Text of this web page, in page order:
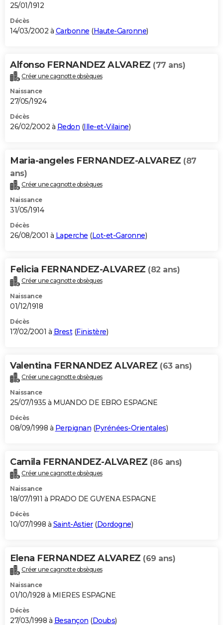
25/01/1912
Décès
14/03/2002 à Carbonne (Haute-Garonne)
Alfonso FERNANDEZ ALVAREZ (77 ans)
Créer une cagnotte obsèques
Naissance
27/05/1924
Décès
26/02/2002 à Redon (Ille-et-Vilaine)
Maria-angeles FERNANDEZ-ALVAREZ (87
ans)
Créer une cagnotte obsèques
Naissance
31/05/1914
Décès
26/08/2001 à Laperche (Lot-et-Garonne)
Felicia FERNANDEZ-ALVAREZ (82 ans)
Créer une cagnotte obsèques
Naissance
01/12/1918
Décès
17/02/2001 à Brest(Finistère)
Valentina FERNANDEZ ALVAREZ (63 ans)
Créer une cagnotte obsèques
Naissance
25/07/1935 à MUANDO DE EBRO ESPAGNE
Décès
08/09/1998 à Perpignan (Pyrénées-Orientales)
Camila FERNANDEZ-ALVAREZ (86 ans)
Créer une cagnotte obsèques
Naissance
18/07/1911 à PRADO DE GUYENA ESPAGNE
Décès
10/07/1998 à Saint-Astier(Dordogne)
Elena FERNANDEZ ALVAREZ (69 ans)
Créer une cagnotte obsèques
Naissance
01/10/1928 à MIERES ESPAGNE
Décès
27/03/1998 à Besançon (Doubs)